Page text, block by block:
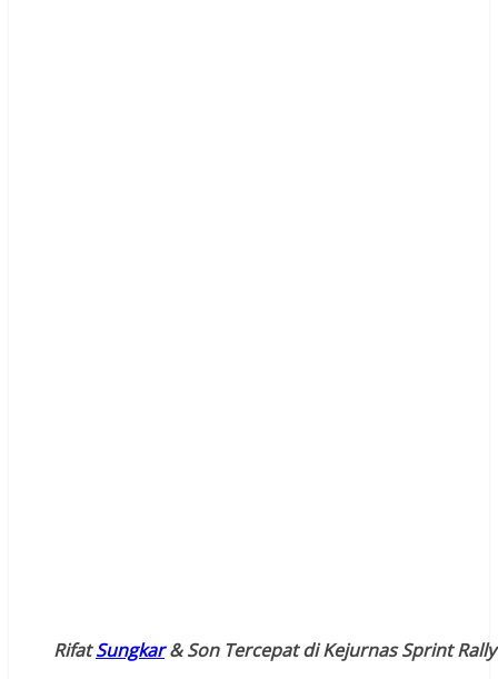
RifatSungkar& Son Tercepat di Kejurnas Sprint